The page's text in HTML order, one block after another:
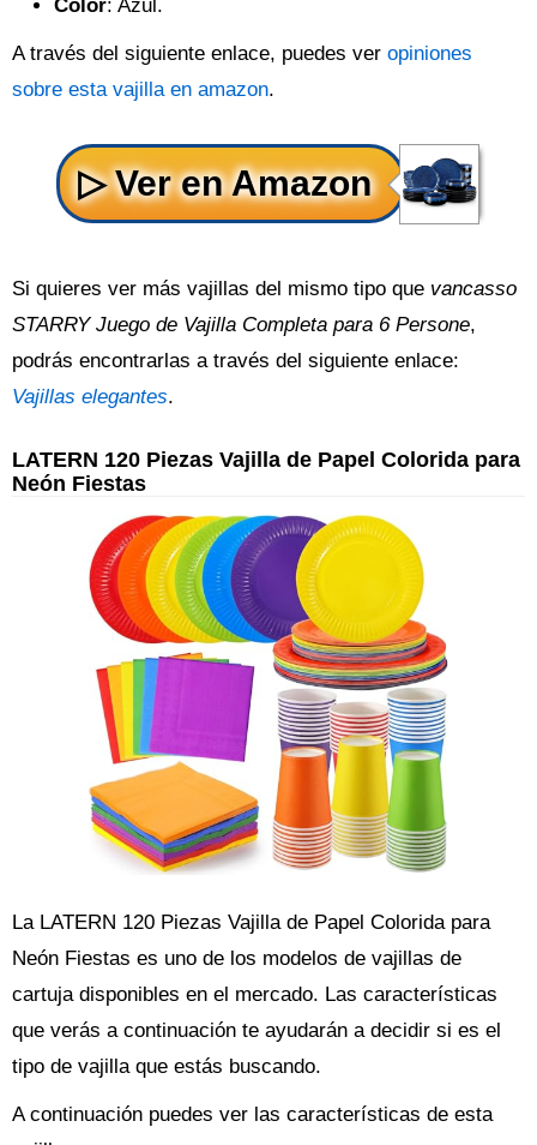
Color: Azul.
A través del siguiente enlace, puedes ver opiniones
sobre esta vajilla en amazon.
Si quieres ver más vajillas del mismo tipo que vancasso
STARRY Juego de Vajilla Completa para 6 Persone,
podrás encontrarlas a través del siguiente enlace:
Vajillas elegantes.
LATERN 120 Piezas Vajilla de Papel Colorida para
Neón Fiestas
La LATERN 120 Piezas Vajilla de Papel Colorida para
Neón Fiestas es uno de los modelos de vajillas de
cartuja disponibles en el mercado. Las características
que verás a continuación te ayudarán a decidir si es el
tipo de vajilla que estás buscando.
A continuación puedes ver las características de esta